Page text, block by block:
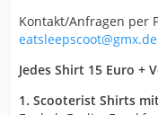
Kontakt/Anfragen per
eatsleepscoot@gmx.de
Jedes Shirt 15 Euro +
1. Scooterist Shirts